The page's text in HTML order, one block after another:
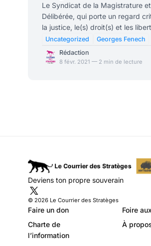
décoloniser le droit
justice !
Le Syndicat de la Magistrature
Délibérée, qui porte un regard
la justice, le(s) droit(s) et les
lancent un appel à contribution
dossier consacré aux “approches
décoloniales du droit et de la
Uncategorized
Georges Fenech
Rédaction
8 févr. 2021 — 2 min de lecture
Deviens ton propre souverain
© 2026 Le Courrier des Stratèges
Faire un don
Foire
Charte de
l’information
À